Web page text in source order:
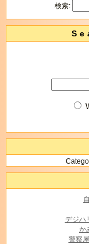
検索:
デジハ
か
警察